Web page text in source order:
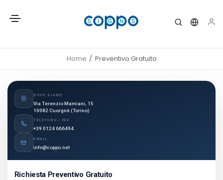
Home Preventivo Gratuito
DOVE SIAMO
Via Terenzio Mamiani, 15
10082 Cuorgnè (Torino)
TELEFONO / FAX
+39 0124 666494
EMAIL
info@coppo.net
Richiesta Preventivo Gratuito